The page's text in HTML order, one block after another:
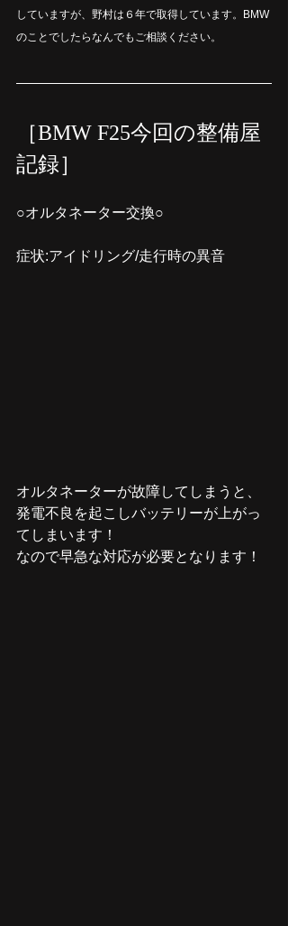
していますが、野村は６年で取得しています。BMW
のことでしたらなんでもご相談ください。
［BMW F25今回の整備屋
記録］
○オルタネーター交換○
症状:アイドリング/走行時の異音
オルタネーターが故障してしまうと、
発電不良を起こしバッテリーが上がっ
てしまいます！
なので早急な対応が必要となります！